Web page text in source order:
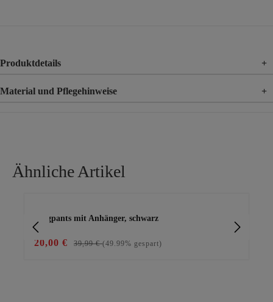
Produktdetails +
Material und Pflegehinweise +
Ähnliche Artikel
Joggpants mit Anhänger, schwarz
20,00 € 39,99 €(49.99% gespart)